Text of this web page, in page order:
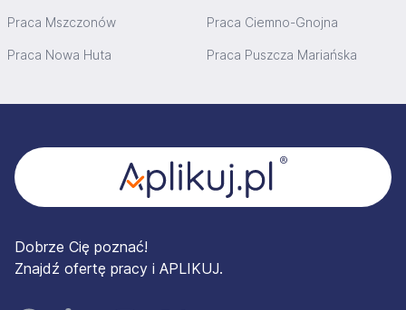
Praca Mszczonów Praca Ciemno-Gnojna
Praca Nowa Huta Praca Puszcza Mariańska
Dobrze Cię poznać!
Znajdź ofertę pracy i APLIKUJ.